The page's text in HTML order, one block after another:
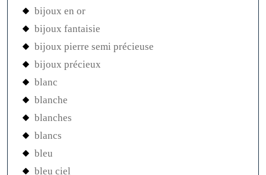
bijoux en or
bijoux fantaisie
bijoux pierre semi précieuse
bijoux précieux
blanc
blanche
blanches
blancs
bleu
bleu ciel